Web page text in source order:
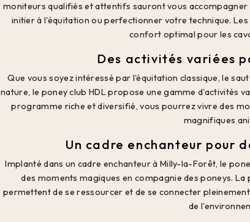
moniteurs qualifiés et attentifs sauront vous
initier à l'équitation ou perfectionner votre technique.
confort optimal pour les
Des activités variées
Que vous soyez intéressé par l'équitation classique, le
nature, le poney club HDL propose une gamme d'activités
programme riche et diversifié, vous pourrez vivre des
magnifiques
Un cadre enchanteur pour
Implanté dans un cadre enchanteur à Milly-la-Forêt, le
des moments magiques en compagnie des poneys.
permettent de se ressourcer et de se connecter
de